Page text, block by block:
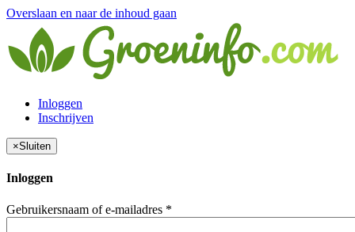
Overslaan en naar de inhoud gaan
Inloggen
Inschrijven
×Sluiten
Inloggen
Gebruikersnaam of e-mailadres *